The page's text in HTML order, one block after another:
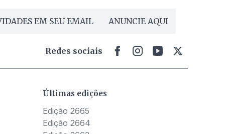
EM SEU EMAIL ANUNCIE AQUI
Redes sociais
Últimas edições
Edição 2665
Edição 2664